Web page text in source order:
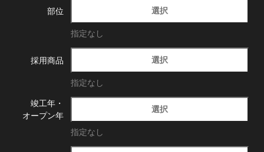
部位 選択
指定なし
採用商品 選択
指定なし
竣工年・
オープン年
選択
指定なし